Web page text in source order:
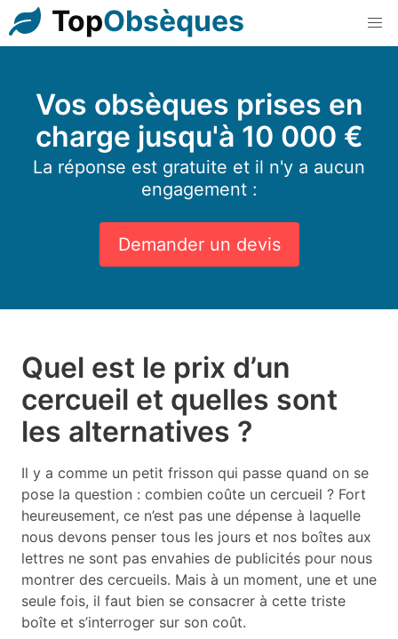
TopObsèques
Vos obsèques prises en
charge jusqu'à 10 000 €
La réponse est gratuite et il n'y a aucun
engagement :
Demander un devis
Quel est le prix d’un
cercueil et quelles sont
les alternatives ?
Il y a comme un petit frisson qui passe quand on se
pose la question : combien coûte un cercueil ? Fort
heureusement, ce n’est pas une dépense à laquelle
nous devons penser tous les jours et nos boîtes aux
lettres ne sont pas envahies de publicités pour nous
montrer des cercueils. Mais à un moment, une et une
seule fois, il faut bien se consacrer à cette triste
boîte et s’interroger sur son coût.